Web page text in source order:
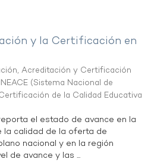
y la Certificación en
Acreditación y Certificación
(Sistema Nacional de
de la Calidad Educativa
el estado de avance en la
la calidad de la oferta de
nacional y en la región
de avance y las ...